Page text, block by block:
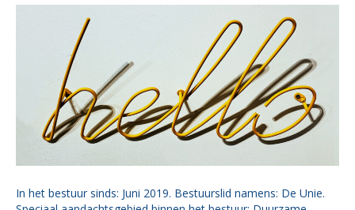
In het bestuur sinds: Juni 2019. Bestuurslid namens: De Unie.